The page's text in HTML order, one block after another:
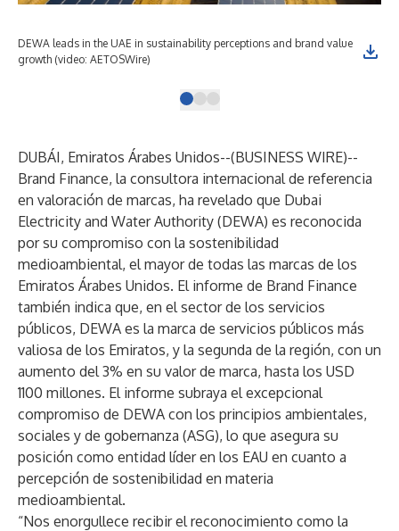
DEWA leads in the UAE in sustainability perceptions and brand value
growth (video: AETOSWire)
DUBÁI, Emiratos Árabes Unidos--(BUSINESS WIRE)--
Brand Finance, la consultora internacional de referencia
en valoración de marcas, ha revelado que Dubai
Electricity and Water Authority (DEWA) es reconocida
por su compromiso con la sostenibilidad
medioambiental, el mayor de todas las marcas de los
Emiratos Árabes Unidos. El informe de Brand Finance
también indica que, en el sector de los servicios
públicos, DEWA es la marca de servicios públicos más
valiosa de los Emiratos, y la segunda de la región, con un
aumento del 3% en su valor de marca, hasta los USD
1100 millones. El informe subraya el excepcional
compromiso de DEWA con los principios ambientales,
sociales y de gobernanza (ASG), lo que asegura su
posición como entidad líder en los EAU en cuanto a
percepción de sostenibilidad en materia
medioambiental.
“Nos enorgullece recibir el reconocimiento como la